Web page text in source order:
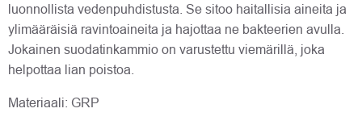
luonnollista vedenpuhdistusta. Se sitoo haitallisia aineita ja
ylimääräisiä ravintoaineita ja hajottaa ne bakteerien avulla.
Jokainen suodatinkammio on varustettu viemärillä, joka
helpottaa lian poistoa.
Materiaali: GRP